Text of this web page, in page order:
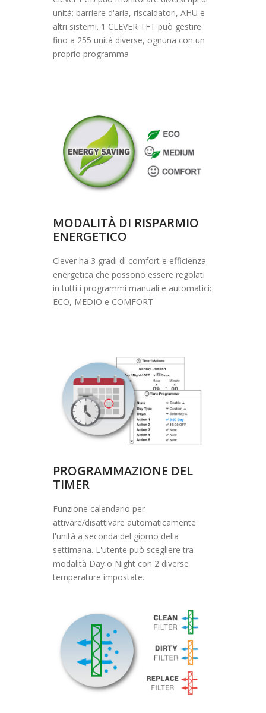
unità: barriere d'aria, riscaldatori, AHU e
altri sistemi. 1 CLEVER TFT può gestire
fino a 255 unità diverse, ognuna con un
proprio programma
MODALITÀ DI RISPARMIO
ENERGETICO
Clever ha 3 gradi di comfort e efficienza
energetica che possono essere regolati
in tutti i programmi manuali e automatici:
ECO, MEDIO e COMFORT
PROGRAMMAZIONE DEL
TIMER
Funzione calendario per
attivare/disattivare automaticamente
l'unità a seconda del giorno della
settimana. L'utente può scegliere tra
modalità Day o Night con 2 diverse
temperature impostate.